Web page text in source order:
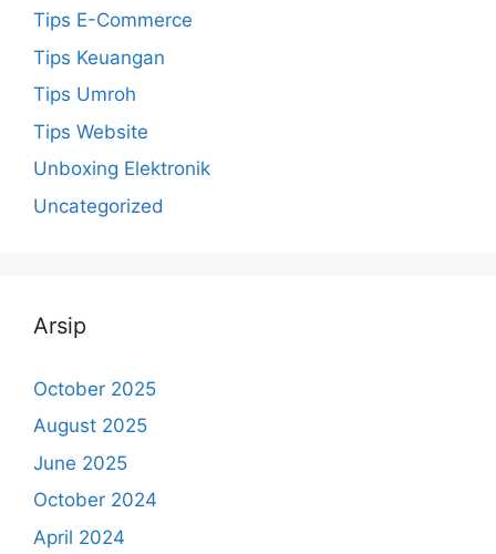
Tips E-Commerce
Tips Keuangan
Tips Umroh
Tips Website
Unboxing Elektronik
Uncategorized
Arsip
October 2025
August 2025
June 2025
October 2024
April 2024